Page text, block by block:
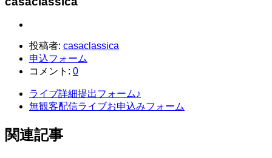
投稿者: casaclassica
申込フォーム
コメント: 0
ライブ詳細提出フォーム♪
無観客配信ライブお申込みフォーム
関連記事